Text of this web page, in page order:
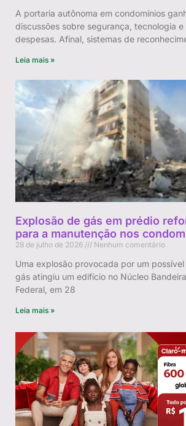
A portaria autônoma em condomínios
discussões sobre segurança, tecnologia
despesas. Afinal, sistemas de
Leia mais »
Explosão de gás em prédio
para a manutenção nos
28 de julho de 2026 Nenhum comentário
Uma explosão provocada por um
gás atingiu um edifício no Núcleo
Federal, em 28
Leia mais »